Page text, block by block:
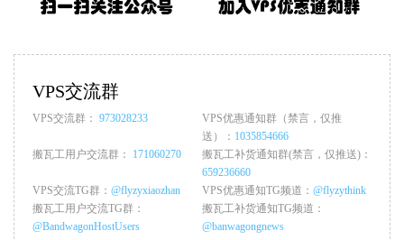
VPS交流群
VPS交流群： 973028233
VPS优惠通知群（禁言，仅推
送）： 1035854666
搬瓦工用户交流群： 171060270
搬瓦工补货通知群(禁言，仅推送)：
659236660
VPS交流TG群： @flyzyxiaozhan VPS优惠通知TG频道： @flyzythink
搬瓦工用户交流TG群：
@BandwagonHostUsers
搬瓦工补货通知TG频道：
@banwagongnews